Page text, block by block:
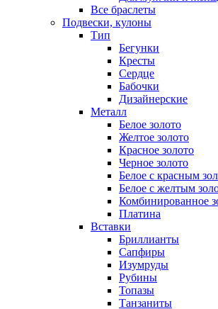
Все браслеты
Подвески, кулоны
Тип
Бегунки
Кресты
Сердце
Бабочки
Дизайнерские
Металл
Белое золото
Желтое золото
Красное золото
Черное золото
Белое с красным
Белое с желтым
Комбинированное
Платина
Вставки
Бриллианты
Сапфиры
Изумруды
Рубины
Топазы
Танзаниты